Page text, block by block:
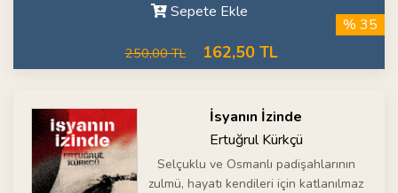
Sepete Ekle
250,00 TL 162,50 TL
% 35
İsyanın İzinde
Ertuğrul Kürkçü
Selçuklu ve Osmanlı padişahlarının
zulmü, hayatı kendileri için katlanılmaz